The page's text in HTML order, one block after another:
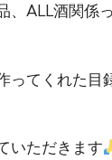
、ALL酒関係
ってくれた目
いただきます